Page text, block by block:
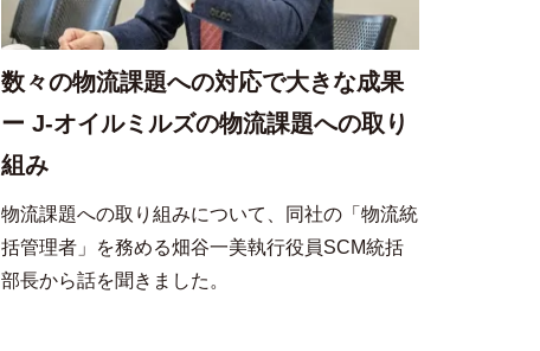
数々の物流課題への対応で大きな成果
ー J-オイルミルズの物流課題への取り
組み
物流課題への取り組みについて、同社の「物流統
括管理者」を務める畑谷一美執行役員SCM統括
部長から話を聞きました。